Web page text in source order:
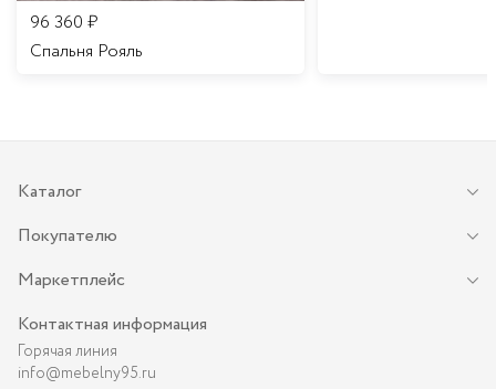
96 360 ₽
Спальня Рояль
Каталог
Покупателю
Маркетплейс
Контактная информация
Горячая линия
info@mebelny95.ru